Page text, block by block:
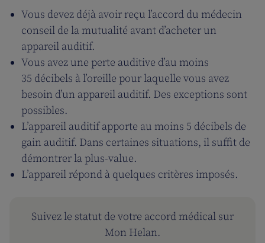
Vous devez déjà avoir reçu l’accord du médecin
conseil de la mutualité avant d’acheter un
appareil auditif.
Vous avez une perte auditive d’au moins
35 décibels à l’oreille pour laquelle vous avez
besoin d’un appareil auditif. Des exceptions sont
possibles.
L’appareil auditif apporte au moins 5 décibels de
gain auditif. Dans certaines situations, il suffit de
démontrer la plus-value.
L’appareil répond à quelques critères imposés.
Suivez le statut de votre accord médical sur
Mon Helan.